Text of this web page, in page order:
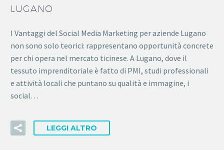
LUGANO
I Vantaggi del Social Media Marketing per aziende Lugano
non sono solo teorici: rappresentano opportunità concrete
per chi opera nel mercato ticinese. A Lugano, dove il
tessuto imprenditoriale è fatto di PMI, studi professionali
e attività locali che puntano su qualità e immagine, i
social…
LEGGI ALTRO